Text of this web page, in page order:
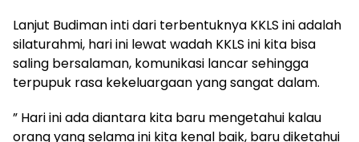
Lanjut Budiman inti dari terbentuknya KKLS ini adalah
silaturahmi, hari ini lewat wadah KKLS ini kita bisa
saling bersalaman, komunikasi lancar sehingga
terpupuk rasa kekeluargaan yang sangat dalam.
” Hari ini ada diantara kita baru mengetahui kalau
orang yang selama ini kita kenal baik, baru diketahui